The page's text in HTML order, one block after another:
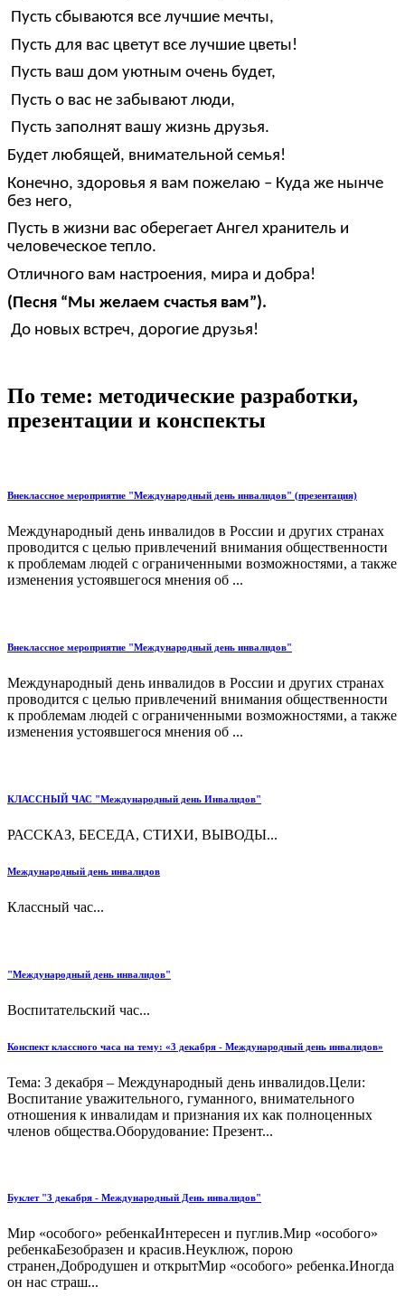
Пусть сбываются все лучшие мечты,
Пусть для вас цветут все лучшие цветы!
Пусть ваш дом уютным очень будет,
Пусть о вас не забывают люди,
Пусть заполнят вашу жизнь друзья.
Будет любящей, внимательной семья!
Конечно, здоровья я вам пожелаю – Куда же нынче
без него,
Пусть в жизни вас оберегает Ангел хранитель и
человеческое тепло.
Отличного вам настроения, мира и добра!
(Песня “Мы желаем счастья вам”).
До новых встреч, дорогие друзья!
По теме: методические разработки,
презентации и конспекты
Внеклассное мероприятие "Международный день инвалидов" (презентация)
Международный день инвалидов в России и других странах
проводится с целью привлечений внимания общественности
к проблемам людей с ограниченными возможностями, а также
изменения устоявшегося мнения об ...
Внеклассное мероприятие "Международный день инвалидов"
Международный день инвалидов в России и других странах
проводится с целью привлечений внимания общественности
к проблемам людей с ограниченными возможностями, а также
изменения устоявшегося мнения об ...
КЛАССНЫЙ ЧАС "Международный день Инвалидов"
РАССКАЗ, БЕСЕДА, СТИХИ, ВЫВОДЫ...
Международный день инвалидов
Классный час...
"Международный день инвалидов"
Воспитательский час...
Конспект классного часа на тему: «3 декабря - Международный день инвалидов»
Тема: 3 декабря – Международный день инвалидов.Цели:
Воспитание уважительного, гуманного, внимательного
отношения к инвалидам и признания их как полноценных
членов общества.Оборудование: Презент...
Буклет "3 декабря - Международный День инвалидов"
Мир «особого» ребенкаИнтересен и пуглив.Мир «особого»
ребенкаБезобразен и красив.Неуклюж, порою
странен,Добродушен и открытМир «особого» ребенка.Иногда
он нас страш...